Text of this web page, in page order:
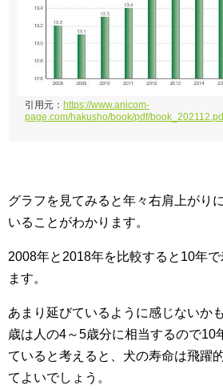
引用元： https://www.anicom-
page.com/hakusho/book/pdf/
グラフを見てみると年々右肩上がり
いることがわかります。
2008年と2018年を比較すると10年
ます。
あまり延びているように感じないか
歳は人の4～5歳分に相当するので10
ていると考えると、犬の寿命は飛躍
てよいでしょう。